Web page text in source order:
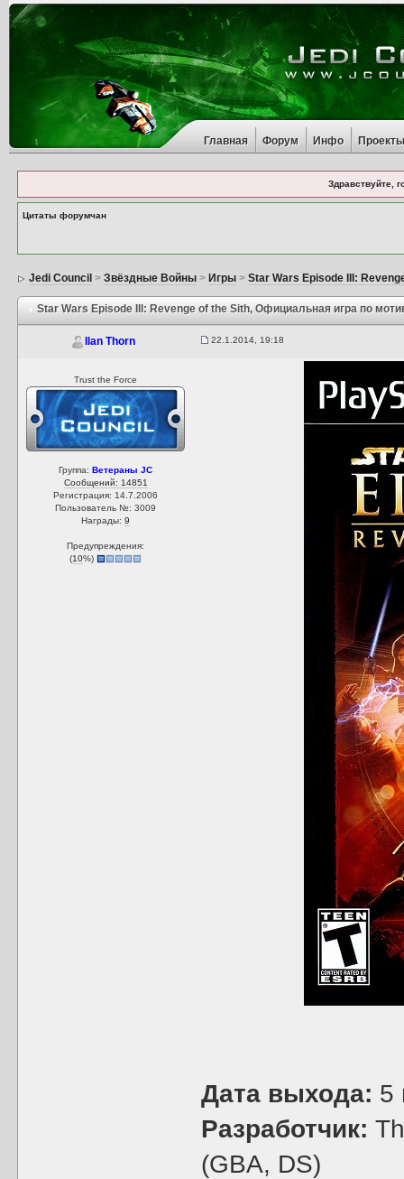
Главная Форум Инфо
Здравствуйте,
Цитаты форумчан
Jedi Council >Звёздные Войны > Игры >Star Wars Episode III:
Star Wars Episode III: Revenge of the Sith, Официальная игра по
Ilan Thorn 22.1.2014, 19:18
Trust the Force
Группа:Ветераны JC
Сообщений: 14851
Регистрация: 14.7.2006
Пользователь №: 3009
Награды:9
Предупреждения:
(10%)
Дата выхода: 5
Разработчик:
(GBA, DS)